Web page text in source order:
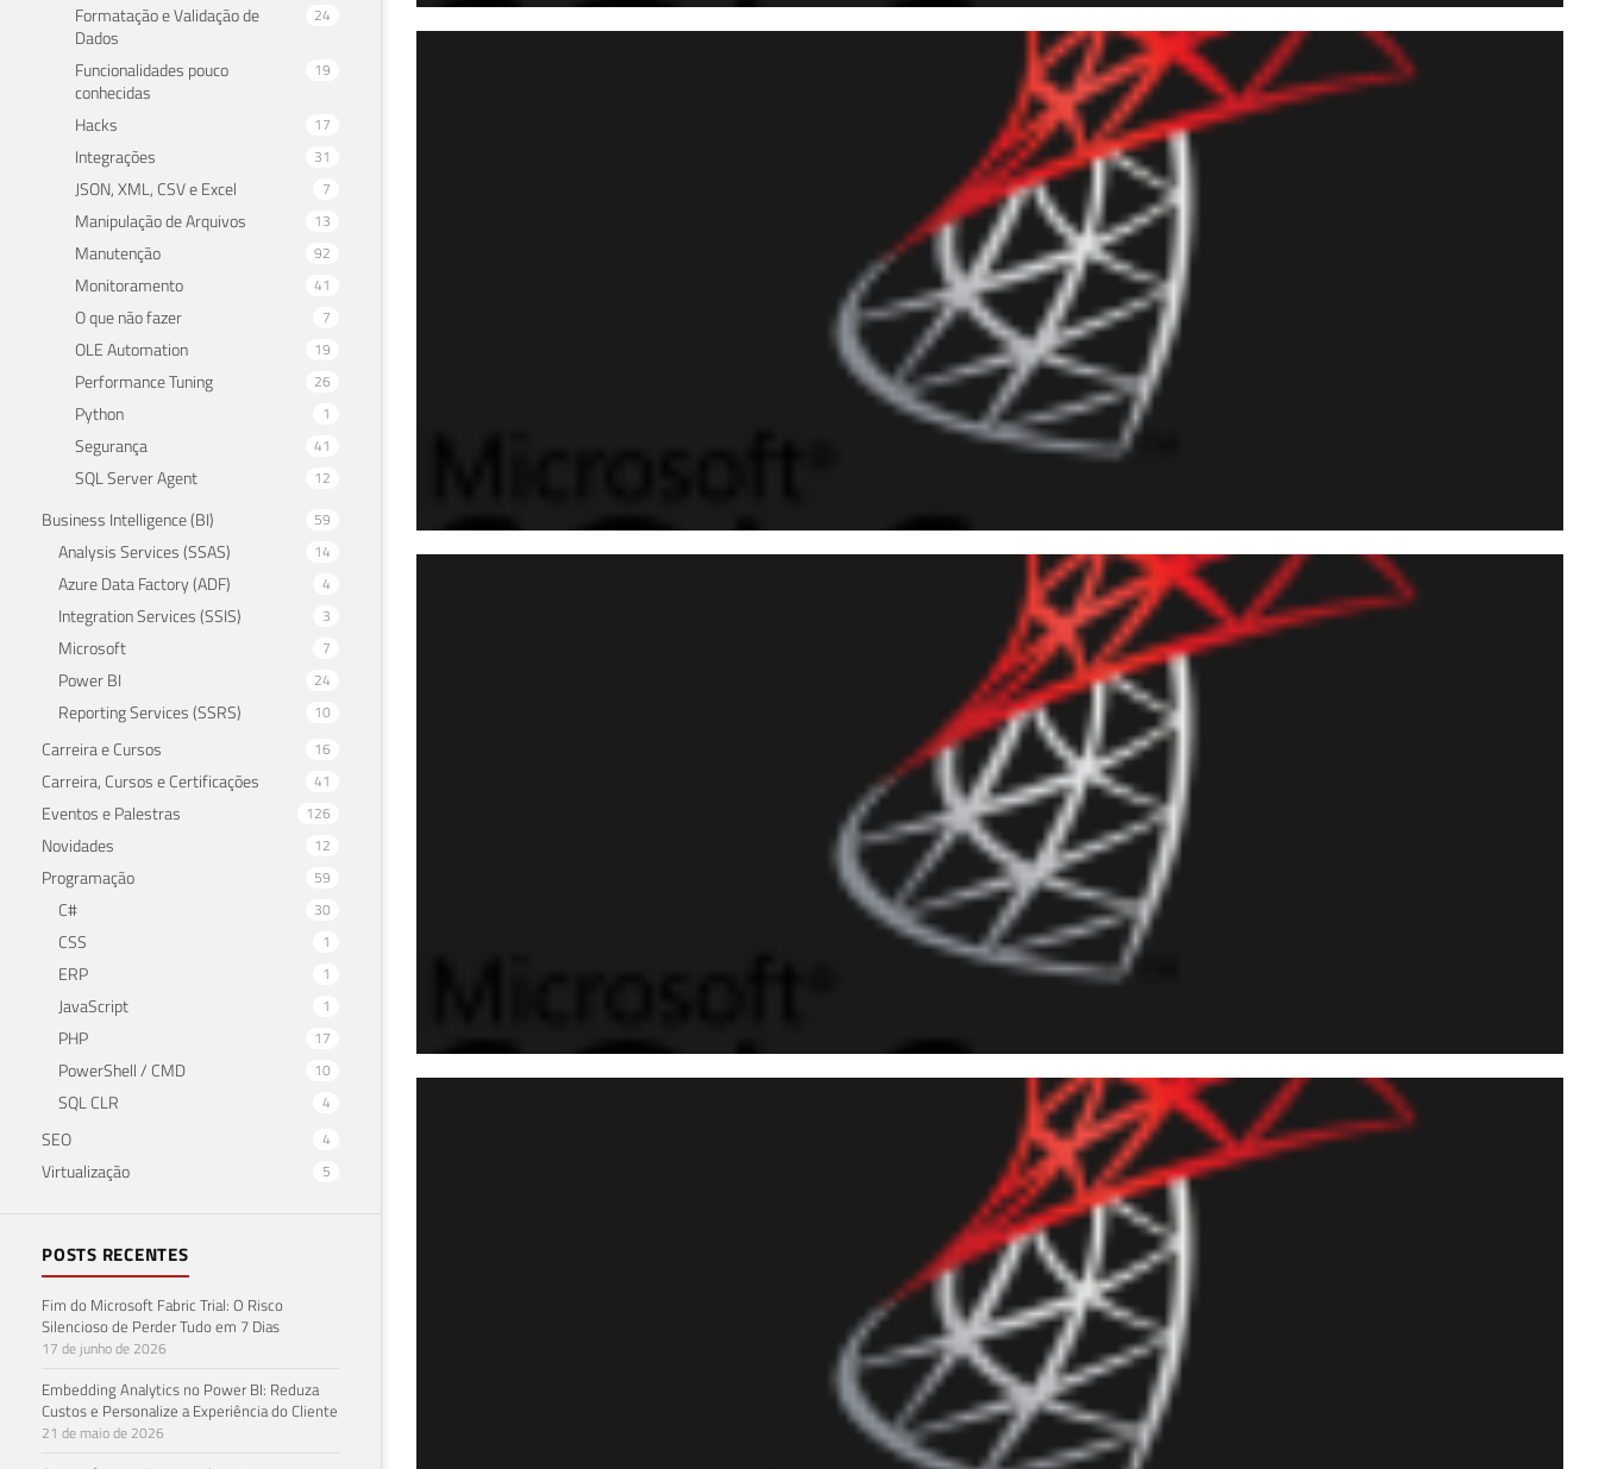
Formatação e Validação de
Dados
24
Funcionalidades pouco
conhecidas
19
Hacks 17
Integrações 31
JSON, XML, CSV e Excel 7
Manipulação de Arquivos 13
Manutenção 92
Monitoramento 41
O que não fazer 7
OLE Automation 19
Performance Tuning 26
Python 1
Segurança 41
SQL Server Agent 12
Business Intelligence (BI) 59
Analysis Services (SSAS) 14
Azure Data Factory (ADF) 4
Integration Services (SSIS) 3
Microsoft 7
Power BI 24
Reporting Services (SSRS) 10
Carreira e Cursos 16
Carreira, Cursos e Certificações 41
Eventos e Palestras 126
Novidades 12
Programação 59
C# 30
CSS 1
ERP 1
JavaScript 1
PHP 17
PowerShell / CMD 10
SQL CLR 4
SEO 4
Virtualização 5
POSTS RECENTES
Fim do Microsoft Fabric Trial: O Risco
Silencioso de Perder Tudo em 7 Dias
17 de junho de 2026
Embedding Analytics no Power BI: Reduza
Custos e Personalize a Experiência do Cliente
21 de maio de 2026
SQL Server Express - DESAFIO: É possível ultrapassar o
limite de 10 GB de dados em uma base?
SQL Server - Como ativar/habilitar o usuário sa
SQL Server - Sua instância está constantemente com
mensagens "Starting up database XXX" e databases "In
Recovery"? Conheça o Auto Close